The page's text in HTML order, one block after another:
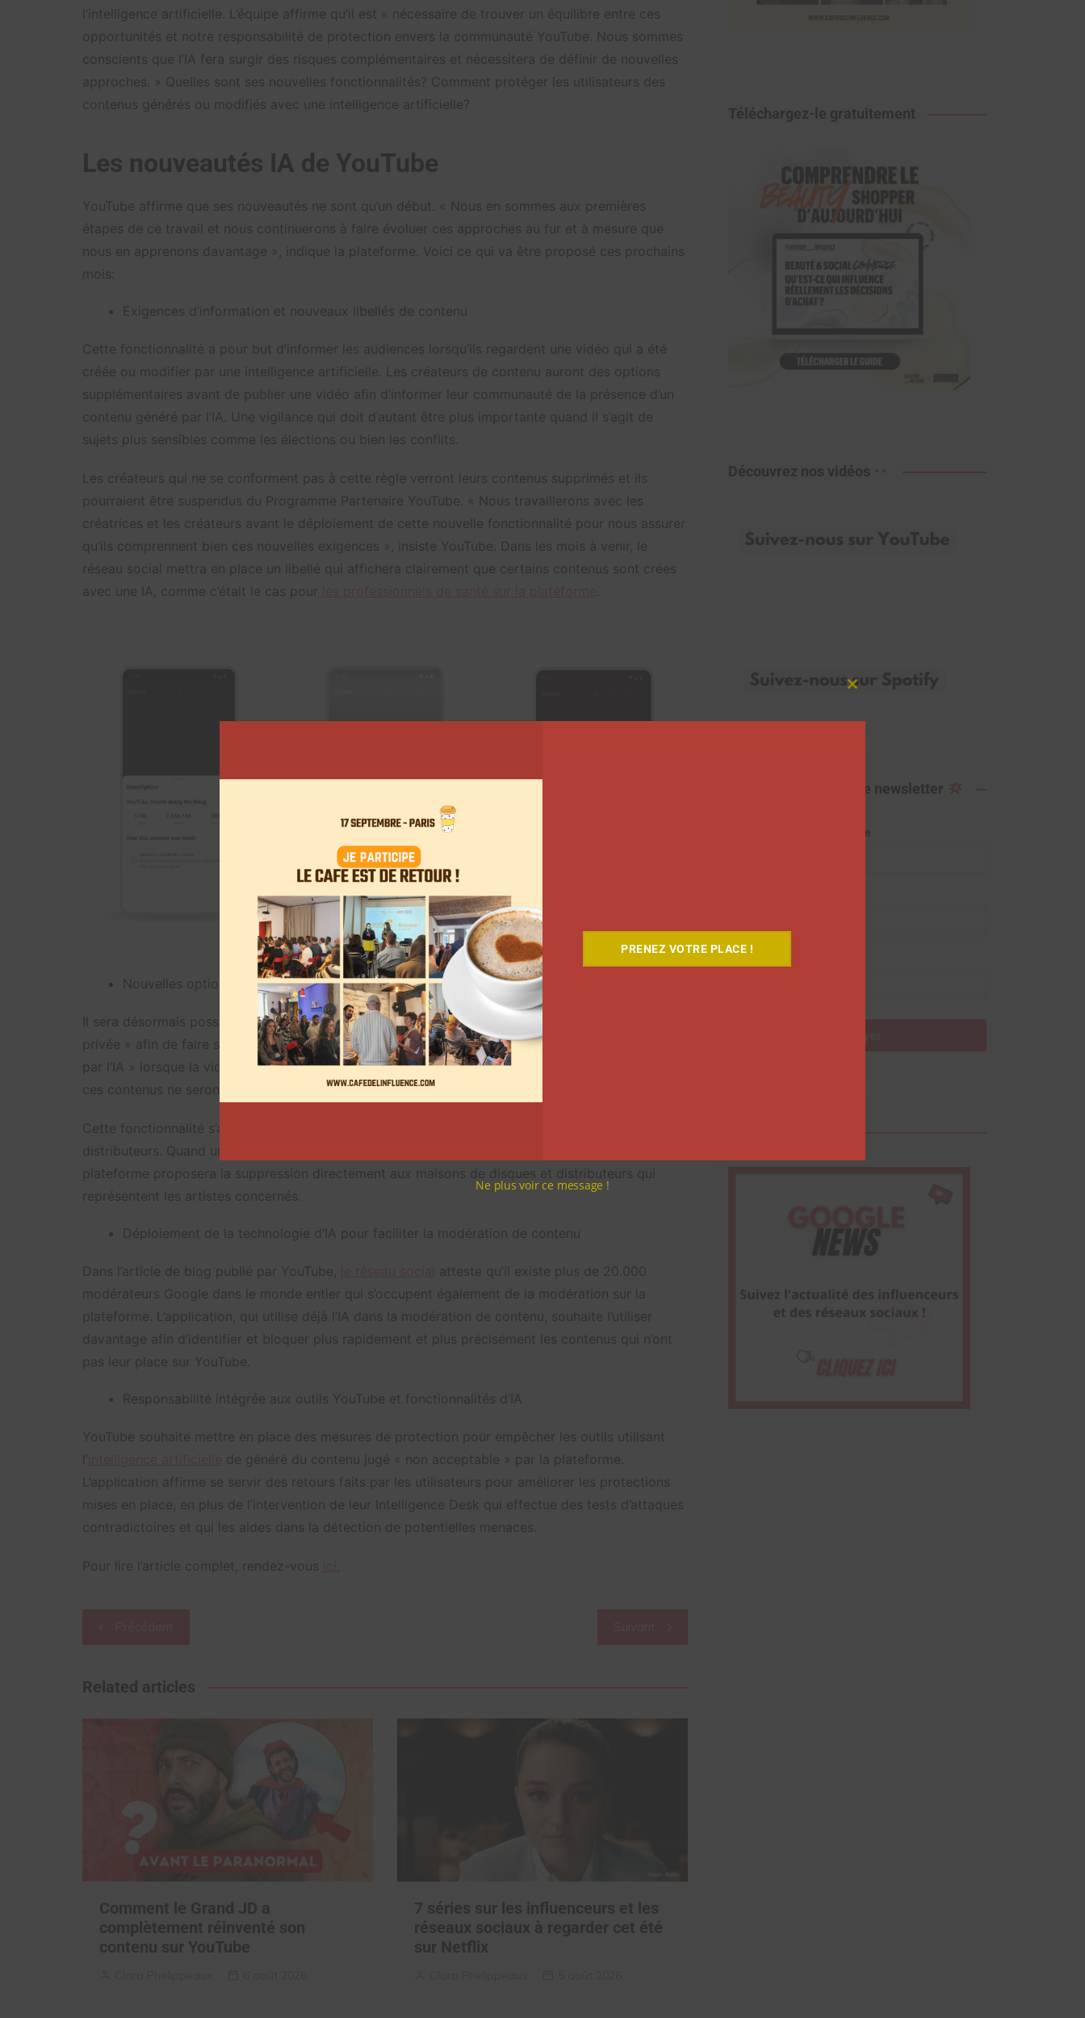
l’intelligence artificielle. L’équipe affirme qu’il est « nécessaire de trouver un équilibre entre ces
opportunités et notre responsabilité de protection envers la communauté YouTube. Nous sommes
conscients que l’IA fera surgir des risques complémentaires et nécessitera de définir de nouvelles
approches. » Quelles sont ses nouvelles fonctionnalités? Comment protéger les utilisateurs des
contenus générés ou modifiés avec une intelligence artificielle?
Les nouveautés IA de YouTube
YouTube affirme que ses nouveautés ne sont qu’un début. « Nous en sommes aux premières
étapes de ce travail et nous continuerons à faire évoluer ces approches au fur et à mesure que
nous en apprenons davantage », indique la plateforme. Voici ce qui va être proposé ces prochains
mois:
Exigences d’information et nouveaux libellés de contenu
Cette fonctionnalité a pour but d’informer les audiences lorsqu’ils regardent une vidéo qui a été
créée ou modifier par une intelligence artificielle. Les créateurs de contenu auront des options
supplémentaires avant de publier une vidéo afin d’informer leur communauté de la présence d’un
contenu généré par l’IA. Une vigilance qui doit d’autant être plus importante quand il s’agit de
sujets plus sensibles comme les élections ou bien les conflits.
Les créateurs qui ne se conforment pas à cette règle verront leurs contenus supprimés et ils
pourraient être suspendus du Programme Partenaire YouTube. « Nous travaillerons avec les
créatrices et les créateurs avant le déploiement de cette nouvelle fonctionnalité pour nous assurer
qu’ils comprennent bien ces nouvelles exigences », insiste YouTube. Dans les mois à venir, le
réseau social mettra en place un libellé qui affichera clairement que certains contenus sont crées
avec une IA, comme c’était le cas pour
Voici à quoi ressemblera cette nouveauté.
Nouvelles options pour les créateurs de contenu, les utilisateurs et les artistes
Il sera désormais possible pour les utilisateurs d’envoyer une réclamation pour « atteinte à la vie
privée » afin de faire supprimer un contenu qui est « manipulé, créé synthétiquement ou généré
par l’IA » lorsque la vidéo met en scène une personne identifiable par son visage ou sa voix. Mais,
ces contenus ne seront pas systématiquement supprimés de YouTube.
Cette fonctionnalité s’adresse également aux artistes et plus tard, aux maisons de disques et
distributeurs. Quand un signalement sera effectué, YouTube analysera le contenu. Ensuite, la
plateforme proposera la suppression directement aux maisons de disques et distributeurs qui
représentent les artistes concernés.
Déploiement de la technologie d’IA pour faciliter la modération de contenu
Dans l’article de blog publié par YouTube,
atteste qu’il existe plus de 20.000
modérateurs Google dans le monde entier qui s’occupent également de la modération sur la
plateforme. L’application, qui utilise déjà l’IA dans la modération de contenu, souhaite l’utiliser
davantage afin d’identifier et bloquer plus rapidement et plus précisément les contenus qui n’ont
pas leur place sur YouTube.
Responsabilité intégrée aux outils YouTube et fonctionnalités d’IA
YouTube souhaite mettre en place des mesures de protection pour empêcher les outils utilisant
l’
de généré du contenu jugé « non acceptable » par la plateforme.
L’application affirme se servir des retours faits par les utilisateurs pour améliorer les protections
mises en place, en plus de l’intervention de leur Intelligence Desk qui effectue des tests d’attaques
contradictoires et qui les aides dans la détection de potentielles menaces.
Pour lire l’article complet, rendez-vous
l’article
Related articles
Comment le Grand JD a
complètement réinventé son
contenu sur YouTube
7 séries sur les influenceurs et les
réseaux sociaux à regarder cet été
sur Netflix
Téléchargez-le gratuitement
Découvrez nos vidéos
Abonnez-vous à notre newsletter
Adresse de messagerie
module
PRENEZ VOTRE PLACE !
Ne plus voir ce message !